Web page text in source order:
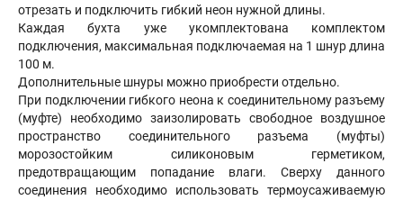
отрезать и подключить гибкий неон нужной длины.
Каждая бухта уже укомплектована комплектом
подключения, максимальная подключаемая на 1 шнур длина
100 м.
Дополнительные шнуры можно приобрести отдельно.
При подключении гибкого неона к соединительному разъему
(муфте) необходимо заизолировать свободное воздушное
пространство соединительного разъема (муфты)
морозостойким силиконовым герметиком,
предотвращающим попадание влаги. Сверху данного
соединения необходимо использовать термоусаживаемую